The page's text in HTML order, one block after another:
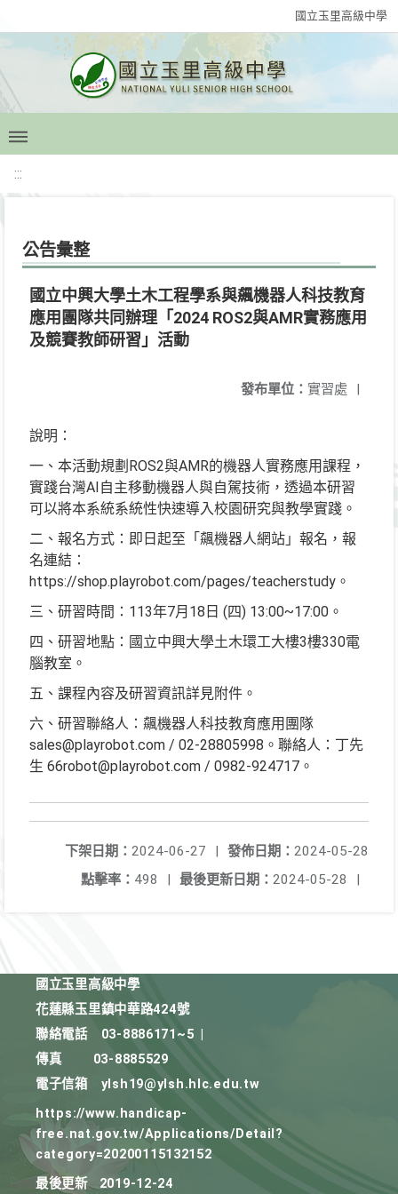
國立玉里高級中學
:::
公告彙整
國立中興大學土木工程學系與飆機器人科技教育
應用團隊共同辦理「2024 ROS2與AMR實務應用
及競賽教師研習」活動
發布單位： 實習處 |
說明：
一、本活動規劃ROS2與AMR的機器人實務應用課程，
實踐台灣AI自主移動機器人與自駕技術，透過本研習
可以將本系統系統性快速導入校園研究與教學實踐。
二、報名方式：即日起至「飆機器人網站」報名，報
名連結：
https://shop.playrobot.com/pages/teacherstudy。
三、研習時間：113年7月18日 (四) 13:00~17:00。
四、研習地點：國立中興大學土木環工大樓3樓330電
腦教室。
五、課程內容及研習資訊詳見附件。
六、研習聯絡人：飆機器人科技教育應用團隊
sales@playrobot.com / 02-28805998。聯絡人：丁先
生 66robot@playrobot.com / 0982-924717。
發佈日期： 2024-05-28
下架日期： 2024-06-27
|
最後更新日期： 2024-05-28 |
點擊率： 498 |
國立玉里高級中學
花蓮縣玉里鎮中華路424號
聯絡電話
03-8886171~5
傳真
03-8885529
電子信箱
ylsh19@ylsh.hlc.edu.tw
https://www.handicap-
free.nat.gov.tw/Applications/Detail?
category=20200115132152
最後更新
2019-12-24